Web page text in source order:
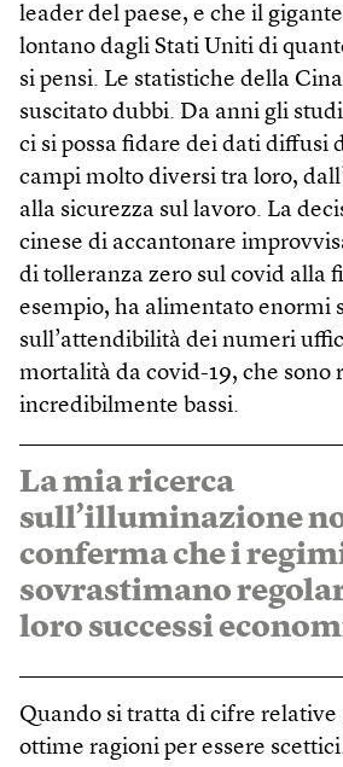
leader del paese, e che il
lontano dagli Stati Uniti di
si pensi. Le statistiche della
suscitato dubbi. Da anni gli
ci si possa fidare dei dati diffusi
campi molto diversi tra loro,
alla sicurezza sul lavoro. La
cinese di accantonare
di tolleranza zero sul covid alla
esempio, ha alimentato enormi
sull’attendibilità dei numeri
mortalità da covid-19, che sono
incredibilmente bassi.
La mia ricerca
sull’illuminazione
conferma che i
sovrastimano
loro successi
Quando si tratta di cifre relative
ottime ragioni per essere